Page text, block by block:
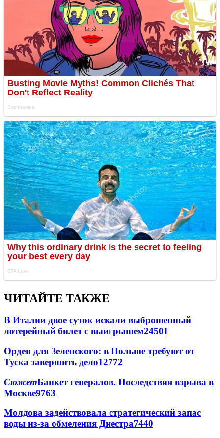
ЧИТАЙТЕ ТАКЖЕ
В Италии двое суток искали выброшенный
лотерейный билет с выигрышем24501
Орден для Зеленского: в Польше требуют от
Туска завершить дело12772
СюжетБанкет генералов. Последствия взрыва в
Москве9763
Молдова задействовала стратегический запас
воды из-за обмеления Днестра7440